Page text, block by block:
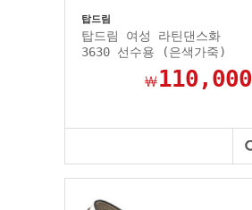
탑드림
탑드림 여성 라틴댄스화
3630 선수용 (은색가죽)
￦110,000